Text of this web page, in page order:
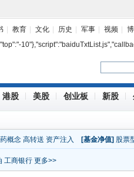
教育 文化 历史 军事 视频
港股 美股 创业板 新股
概念 高转送 资产注入 [基金净值] 股票
工商银行 更多>>